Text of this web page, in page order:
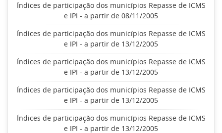
Índices de participação dos municípios Repasse de ICMS
e IPI - a partir de 08/11/2005
Índices de participação dos municípios Repasse de ICMS
e IPI - a partir de 13/12/2005
Índices de participação dos municípios Repasse de ICMS
e IPI - a partir de 13/12/2005
Índices de participação dos municípios Repasse de ICMS
e IPI - a partir de 13/12/2005
Índices de participação dos municípios Repasse de ICMS
e IPI - a partir de 13/12/2005